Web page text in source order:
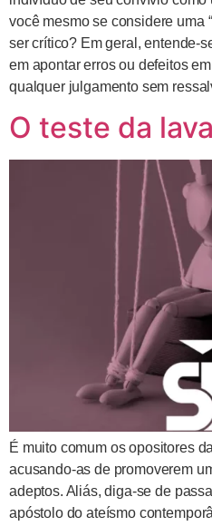
você mesmo se considere uma
ser crítico? Em geral, entende-
em apontar erros ou defeitos
qualquer julgamento sem
O teste da
É muito comum os opositores
acusando-as de promoverem
adeptos. Aliás, diga-se de
apóstolo do ateísmo